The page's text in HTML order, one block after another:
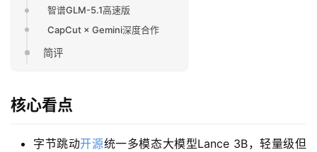
智谱GLM-5.1高速版
CapCut × Gemini深度合作
简评
核心看点
字节跳动开源统一多模态大模型Lance 3B，轻量级但